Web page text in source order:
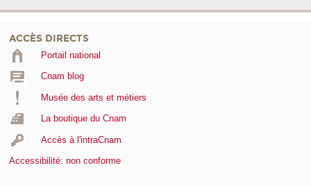
ACCÈS DIRECTS
Portail national
Cnam blog
Musée des arts et métiers
La boutique du Cnam
Accès à l'intraCnam
Accessibilité: non conforme